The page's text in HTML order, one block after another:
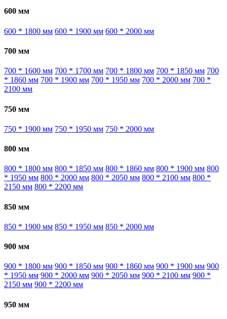
600 мм
600 * 1800 мм 600 * 1900 мм 600 * 2000 мм
700 мм
700 * 1600 мм 700 * 1700 мм 700 * 1800 мм 700 * 1850 мм 700
* 1860 мм 700 * 1900 мм 700 * 1950 мм 700 * 2000 мм 700 *
2100 мм
750 мм
750 * 1900 мм 750 * 1950 мм 750 * 2000 мм
800 мм
800 * 1800 мм 800 * 1850 мм 800 * 1860 мм 800 * 1900 мм 800
* 1950 мм 800 * 2000 мм 800 * 2050 мм 800 * 2100 мм 800 *
2150 мм 800 * 2200 мм
850 мм
850 * 1900 мм 850 * 1950 мм 850 * 2000 мм
900 мм
900 * 1800 мм 900 * 1850 мм 900 * 1860 мм 900 * 1900 мм 900
* 1950 мм 900 * 2000 мм 900 * 2050 мм 900 * 2100 мм 900 *
2150 мм 900 * 2200 мм
950 мм